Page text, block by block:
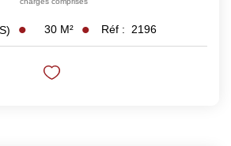
30 M² Réf : 2196